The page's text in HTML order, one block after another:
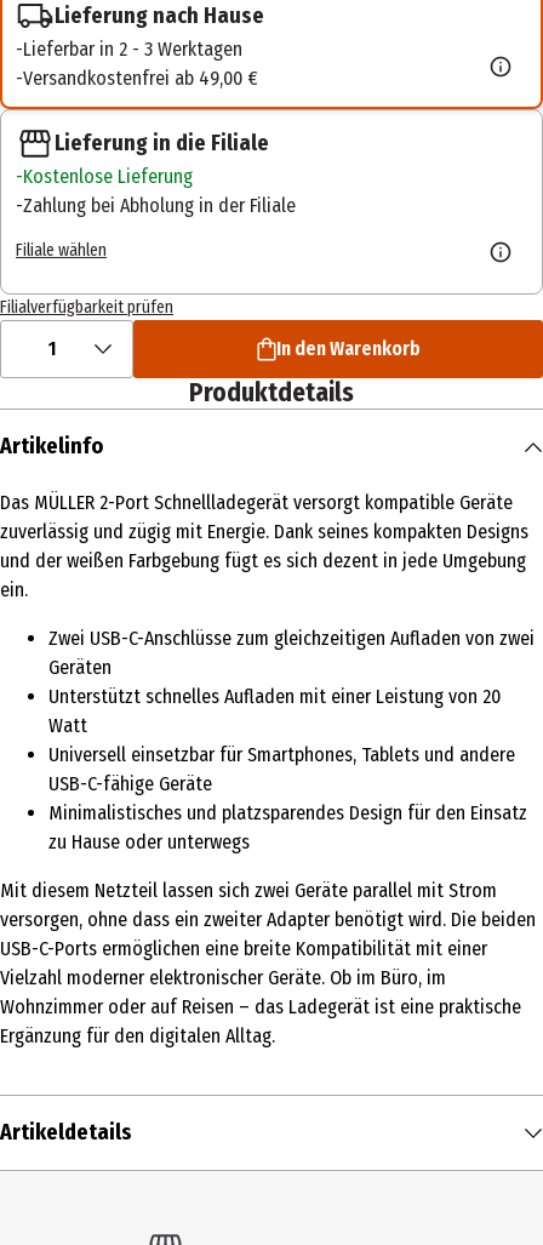
Lieferung nach Hause
Lieferbar in 2 - 3 Werktagen
Versandkostenfrei ab 49,00 €
Lieferung in die Filiale
Kostenlose Lieferung
Zahlung bei Abholung in der Filiale
Filiale wählen
Filialverfügbarkeit prüfen
1 In den Warenkorb
Produktdetails
Artikelinfo
Das MÜLLER 2-Port Schnellladegerät versorgt kompatible Geräte
zuverlässig und zügig mit Energie. Dank seines kompakten Designs
und der weißen Farbgebung fügt es sich dezent in jede Umgebung
ein.
Zwei USB-C-Anschlüsse zum gleichzeitigen Aufladen von zwei
Geräten
Unterstützt schnelles Aufladen mit einer Leistung von 20
Watt
Universell einsetzbar für Smartphones, Tablets und andere
USB-C-fähige Geräte
Minimalistisches und platzsparendes Design für den Einsatz
zu Hause oder unterwegs
Mit diesem Netzteil lassen sich zwei Geräte parallel mit Strom
versorgen, ohne dass ein zweiter Adapter benötigt wird. Die beiden
USB-C-Ports ermöglichen eine breite Kompatibilität mit einer
Vielzahl moderner elektronischer Geräte. Ob im Büro, im
Wohnzimmer oder auf Reisen – das Ladegerät ist eine praktische
Ergänzung für den digitalen Alltag.
Artikeldetails